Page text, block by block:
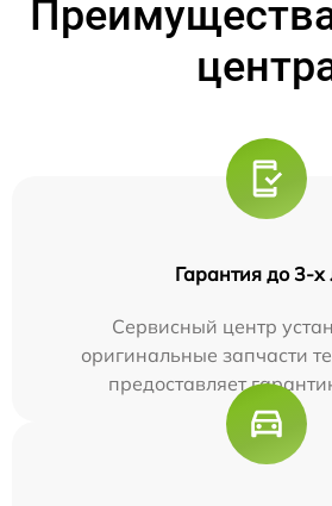
Гарантия до 3-х
Сервисный центр
оригинальные запчасти
предоставляет